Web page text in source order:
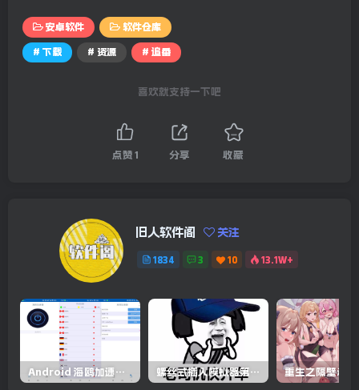
安卓软件 软件仓库
# 下载 # 资源 # 追番
喜欢就支持一下吧
点赞 1 分享 收藏
旧人软件阁 关注
1834 3 10 13.1W+
Android 海鸥加速器v6.6.3(解锁会员) 螺丝式插入模拟器第5代/NejicomiSimulator.Vol.5.v1.0.2